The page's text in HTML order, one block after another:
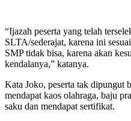
“Ijazah peserta yang telah
SLTA/sederajat, karena ini
SMP tidak bisa, karena akan
kendalanya,” katanya.
Kata Joko, peserta tak dipungut
mendapat kaos olahraga, baju
saku dan mendapat sertifikat.